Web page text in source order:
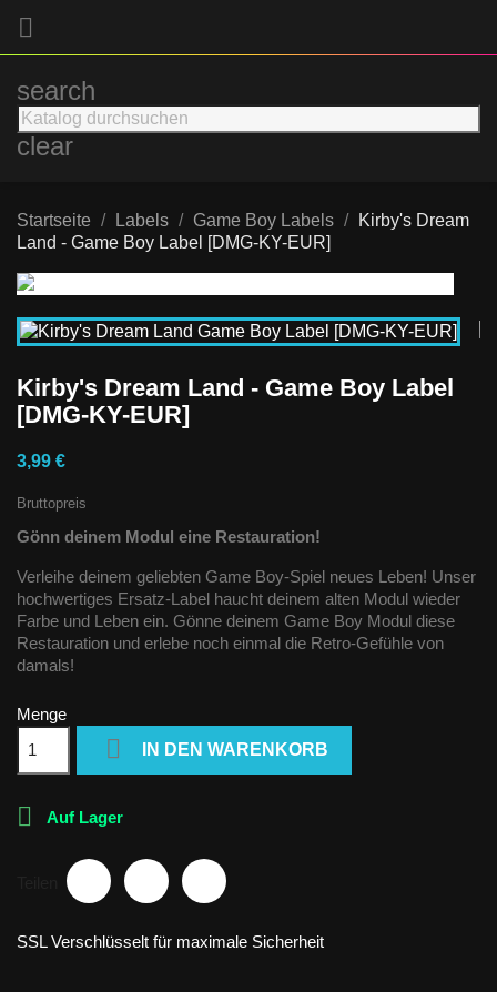

search
clear
Startseite Labels Game Boy Labels
Kirby's Dream
Land - Game Boy Label [DMG-KY-EUR]
Kirby's Dream Land - Game Boy Label
[DMG-KY-EUR]
3,99 €
Bruttopreis
Gönn deinem Modul eine Restauration!
Verleihe deinem geliebten Game Boy-Spiel neues Leben! Unser
hochwertiges Ersatz-Label haucht deinem alten Modul wieder
Farbe und Leben ein. Gönne deinem Game Boy Modul diese
Restauration und erlebe noch einmal die Retro-Gefühle von
damals!
Menge
 IN DEN WARENKORB
 Auf Lager
SSL Verschlüsselt für maximale Sicherheit